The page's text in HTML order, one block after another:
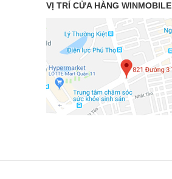
VỊ TRÍ CỬA HÀNG WINMOBILE